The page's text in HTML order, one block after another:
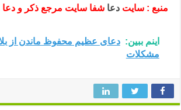
منبع : سایتدعا شفا سایت مرجع ذکر و دعا
اینم ببین: دعای عظیم محفوظ ماندن از
مشکلات